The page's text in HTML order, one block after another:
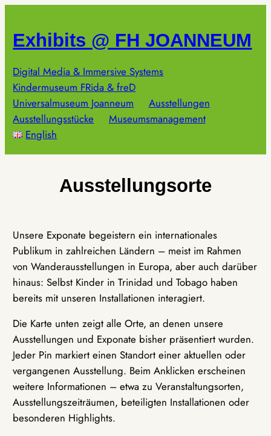
springen
Exhibits @ FH JOANNEUM
Digital Media & Immersive Systems
Kindermuseum FRida & freD
Universalmuseum Joanneum
Ausstellungen
Ausstellungsstücke
Museumsmanagement
English
Ausstellungsorte
Unsere Exponate begeistern ein internationales
Publikum in zahlreichen Ländern – meist im Rahmen
von Wanderausstellungen in Europa, aber auch darüber
hinaus: Selbst Kinder in Trinidad und Tobago haben
bereits mit unseren Installationen interagiert.
Die Karte unten zeigt alle Orte, an denen unsere
Ausstellungen und Exponate bisher präsentiert wurden.
Jeder Pin markiert einen Standort einer aktuellen oder
vergangenen Ausstellung. Beim Anklicken erscheinen
weitere Informationen – etwa zu Veranstaltungsorten,
Ausstellungszeiträumen, beteiligten Installationen oder
besonderen Highlights.